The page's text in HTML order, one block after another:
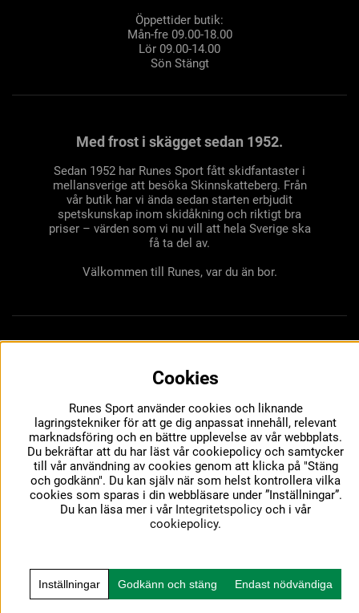
Öppettider butik:
Mån-fre 09.00-18.00
Lör 09.00-14.00
Sön Stängt
Med frost i skägget sedan 1952.
Sedan 1952 har Runes Sport fått skidfantaster i
mellansverige att besöka Skinnskatteberg. Från
vår butik har vi ända sedan starten erbjudit
spetskunskap inom skidåkning och riktigt bra
priser – värden som vi nu vill att hela Sverige ska
få ta del av.
Välkommen till Runes, var du än bor.
Cookies
Runes Sport använder cookies och liknande
lagringstekniker för att ge dig anpassat innehåll, relevant
marknadsföring och en bättre upplevelse av vår webbplats.
Du bekräftar att du har läst vår cookiepolicy och samtycker
till vår användning av cookies genom att klicka på "Stäng
och godkänn". Du kan själv när som helst kontrollera vilka
cookies som sparas i din webbläsare under ”Inställningar”.
Du kan läsa mer i vår Integritetspolicy och i vår
cookiepolicy.
Inställningar Godkänn och stäng Endast nödvändiga